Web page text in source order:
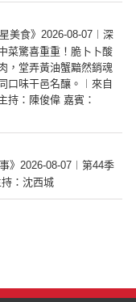
星美食》2026-08-07︱深
菜驚喜重重！脆卜卜酸
，堂弄黃油蟹黯然銷魂
口味干邑名釀。︱來自
持：陳俊偉 嘉賓：
事》2026-08-07︱第44季
：沈西城